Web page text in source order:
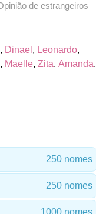
de estrangeiros
, Dinael , Leonardo,
, Maelle, Zita, Amanda,
250 nomes
250 nomes
1000 nomes